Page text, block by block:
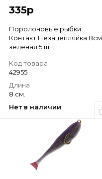
335р
Поролоновые рыбки
Контакт Незацепляйка 8см
зеленая 5 шт.
Код товара
42955
Длина
8 см.
Нет в наличии